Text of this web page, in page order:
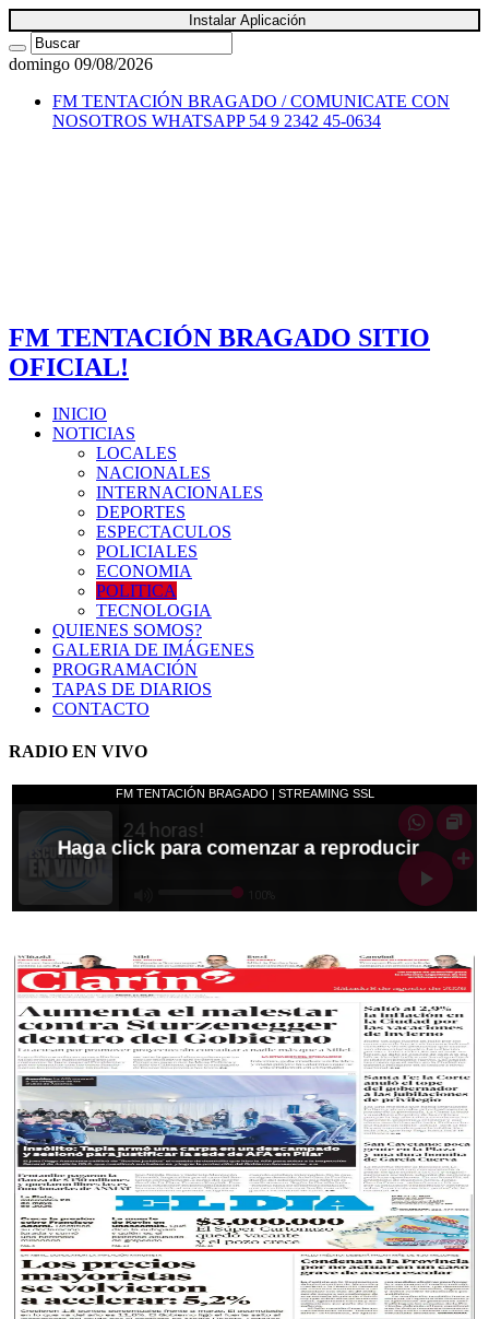
Instalar Aplicación
domingo 09/08/2026
FM TENTACIÓN BRAGADO / COMUNICATE CON
NOSOTROS WHATSAPP 54 9 2342 45-0634
FM TENTACIÓN BRAGADO SITIO
OFICIAL!
INICIO
NOTICIAS
LOCALES
NACIONALES
INTERNACIONALES
DEPORTES
ESPECTACULOS
POLICIALES
ECONOMIA
POLITICA
TECNOLOGIA
QUIENES SOMOS?
GALERIA DE IMÁGENES
PROGRAMACIÓN
TAPAS DE DIARIOS
CONTACTO
RADIO EN VIVO